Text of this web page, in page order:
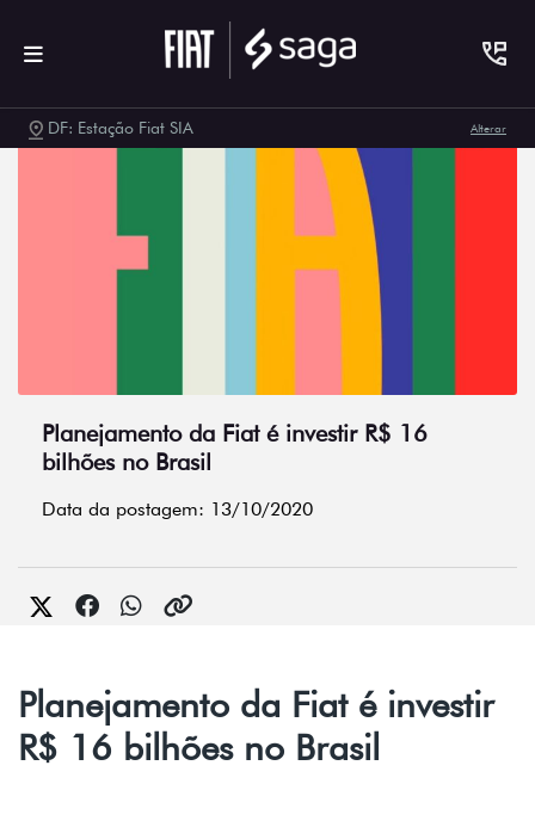
DF: Estação Fiat SIA Alterar
Planejamento da Fiat é investir R$ 16
bilhões no Brasil
Data da postagem: 13/10/2020
Planejamento da Fiat é investir
R$ 16 bilhões no Brasil